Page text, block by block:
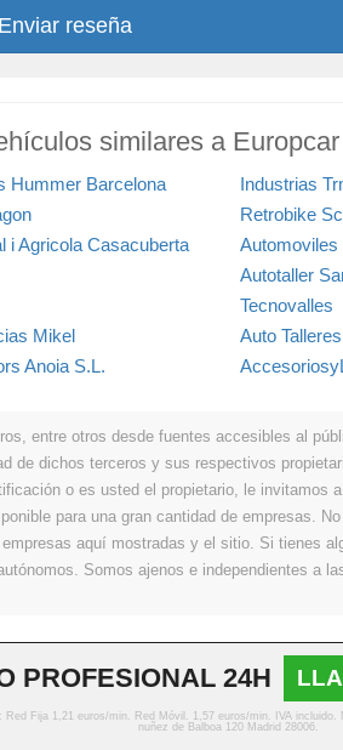
Enviar reseña
similares a
Hummer Barcelona
Industrias
Retrobike
i Agricola Casacuberta
Autotaller
Tecnovalles
Mikel
Auto
Anoia S.L.
entre otros desde fuentes accesibles al
de dichos terceros y sus respectivos
o es usted el propietario, le invitamos
para una gran cantidad de empresas.
aquí mostradas y el sitio. Si tienes
Somos ajenos e independientes a
© Copyright 2013 - 2026 Todos los
PROFESIONAL 24H
Red Fija 1,21 euros/min. Red Móvil. 1,57 euros/min. IVA
nuñez de Balboa 120 Madrid 28006.